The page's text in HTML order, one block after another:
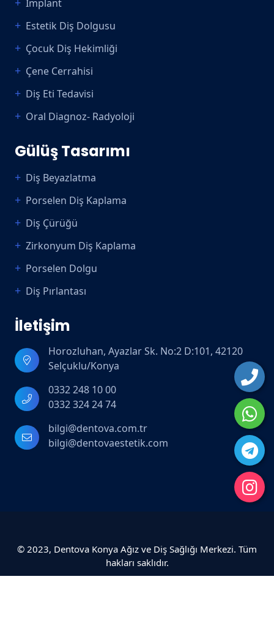
İmplant
Estetik Diş Dolgusu
Çocuk Diş Hekimliği
Çene Cerrahisi
Diş Eti Tedavisi
Oral Diagnoz- Radyoloji
Gülüş Tasarımı
Diş Beyazlatma
Porselen Diş Kaplama
Diş Çürüğü
Zirkonyum Diş Kaplama
Porselen Dolgu
Diş Pırlantası
İletişim
Horozluhan, Ayazlar Sk. No:2 D:101, 42120
Selçuklu/Konya
0332 248 10 00
0332 324 24 74
bilgi@dentova.com.tr
bilgi@dentovaestetik.com
© 2023, Dentova Konya Ağız ve Diş Sağlığı Merkezi. Tüm
hakları saklıdır.